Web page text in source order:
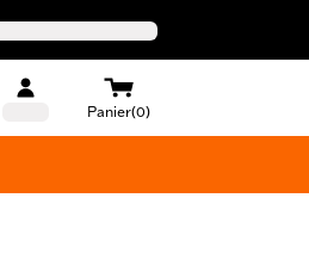
Panier(0)